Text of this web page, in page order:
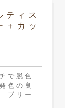
ィス
＋カッ
で脱色
色の良
ブリー